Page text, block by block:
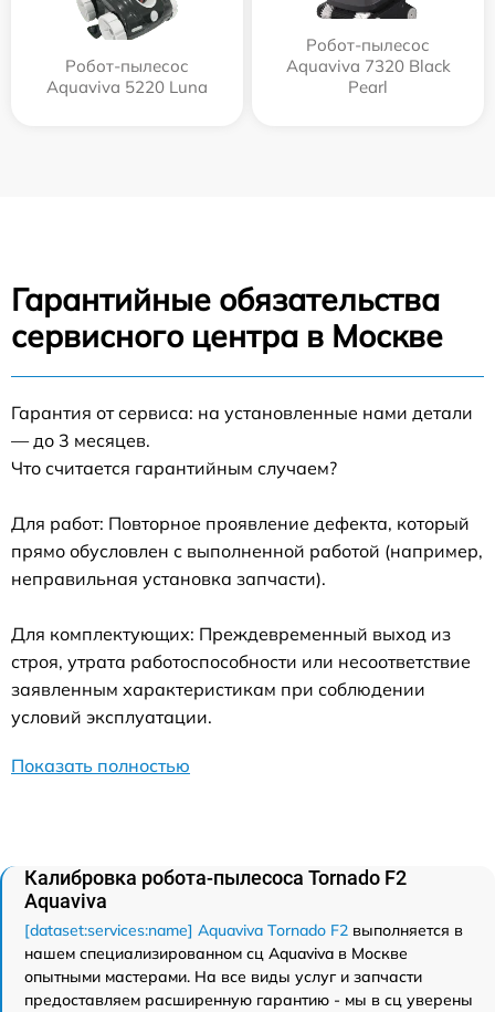
Робот-пылесос
Aquaviva 5220 Luna
Робот-пылесос
Aquaviva 7320 Black
Pearl
Гарантийные обязательства
сервисного центра в Москве
Гарантия от сервиса: на установленные нами детали
— до 3 месяцев.
Что считается гарантийным случаем?
Для работ: Повторное проявление дефекта, который
прямо обусловлен с выполненной работой (например,
неправильная установка запчасти).
Для комплектующих: Преждевременный выход из
строя, утрата работоспособности или несоответствие
заявленным характеристикам при соблюдении
условий эксплуатации.
Показать полностью
Калибровка робота-пылесоса Tornado F2
Aquaviva
[dataset:services:name] Aquaviva Tornado F2 выполняется в
нашем специализированном сц Aquaviva в Москве
опытными мастерами. На все виды услуг и запчасти
предоставляем расширенную гарантию - мы в сц уверены